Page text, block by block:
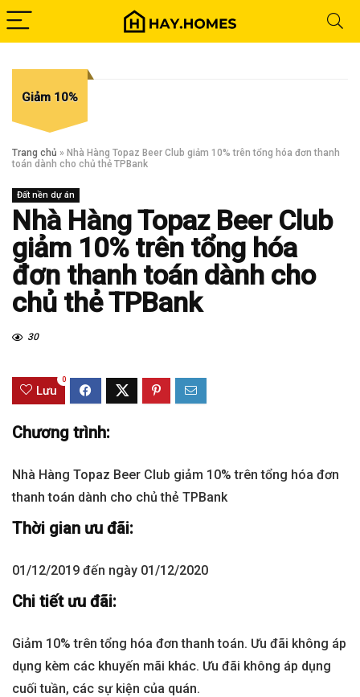
Giảm 10%
Trang chủ » Nhà Hàng Topaz Beer Club giảm 10% trên tổng hóa đơn thanh
toán dành cho chủ thẻ TPBank
Đất nền dự án
Nhà Hàng Topaz Beer Club
giảm 10% trên tổng hóa
đơn thanh toán dành cho
chủ thẻ TPBank
30
Lưu
0
Chương trình:
Nhà Hàng Topaz Beer Club giảm 10% trên tổng hóa đơn
thanh toán dành cho chủ thẻ TPBank
Thời gian ưu đãi:
01/12/2019 đến ngày 01/12/2020
Chi tiết ưu đãi:
Giảm 10% trên tổng hóa đơn thanh toán. Ưu đãi không áp
dụng kèm các khuyến mãi khác. Ưu đãi không áp dụng
cuối tuần, các sự kiện của quán.